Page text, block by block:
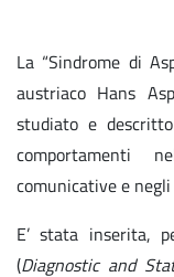
La “Sindrome di
austriaco Hans
studiato e
comportamenti
comunicative e
E’ stata inserita,
(Diagnostic and